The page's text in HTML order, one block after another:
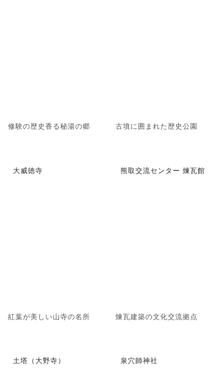
修験の歴史香る秘湯の郷 古墳に囲まれた歴史公園
大威徳寺
紅葉が美しい山寺の名所
熊取交流センター 煉瓦館
煉瓦建築の文化交流拠点
土塔（大野寺） 泉穴師神社